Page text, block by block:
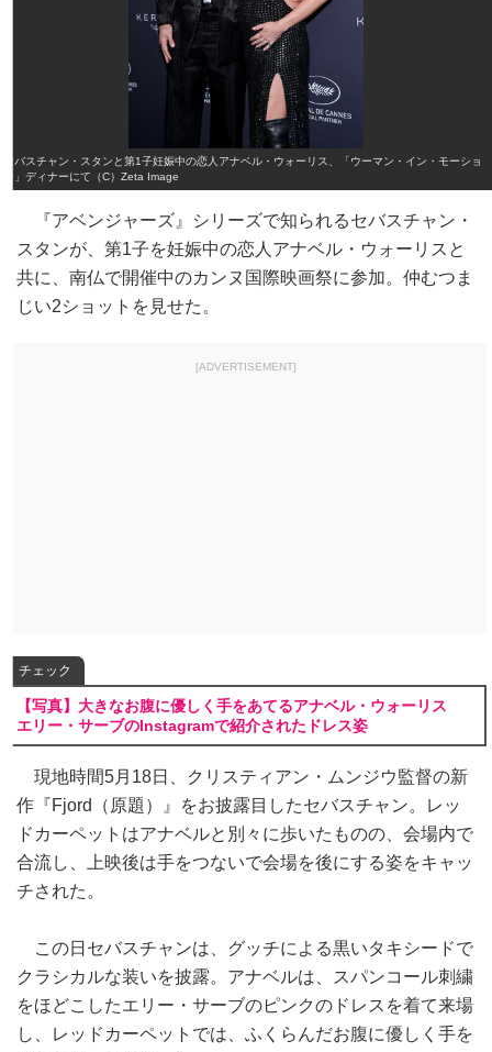
セバスチャン・スタンと第1子妊娠中の恋人アナベル・ウォーリス、「ウーマン・イン・モーショ
ン」ディナーにて（C）Zeta Image
『アベンジャーズ』シリーズで知られるセバスチャン・
スタンが、第1子を妊娠中の恋人アナベル・ウォーリスと
共に、南仏で開催中のカンヌ国際映画祭に参加。仲むつま
じい2ショットを見せた。
[ADVERTISEMENT]
チェック
【写真】大きなお腹に優しく手をあてるアナベル・ウォーリス
エリー・サーブのInstagramで紹介されたドレス姿
現地時間5月18日、クリスティアン・ムンジウ監督の新
作『Fjord（原題）』をお披露目したセバスチャン。レッ
ドカーペットはアナベルと別々に歩いたものの、会場内で
合流し、上映後は手をつないで会場を後にする姿をキャッ
チされた。
この日セバスチャンは、グッチによる黒いタキシードで
クラシカルな装いを披露。アナベルは、スパンコール刺繍
をほどこしたエリー・サーブのピンクのドレスを着て来場
し、レッドカーペットでは、ふくらんだお腹に優しく手を